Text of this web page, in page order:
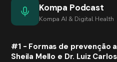
Kompa Podcast
Kompa AI & Digital Health
#1 - Formas de prevenção
Sheila Mello e Dr. Luiz